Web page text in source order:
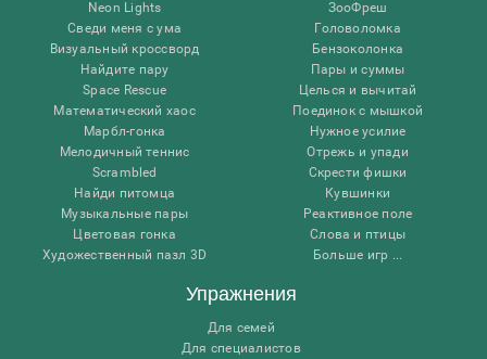
Neon Lights
Сведи меня с ума
Визуальный кроссворд
Найдите пару
Space Rescue
Математический хаос
Марбл-гонка
Мелодичный теннис
Scrambled
Найди питомца
Музыкальные пары
Цветовая гонка
Художественный пазл 3D
ЗооФреш
Головоломка
Бензоколонка
Пары и суммы
Целься и вычитай
Поединок с мышкой
Нужное усилие
Отрежь и упади
Скрести фишки
Кувшинки
Реактивное поле
Слова и птицы
Больше игр ...
Упражнения
Для семей
Для специалистов